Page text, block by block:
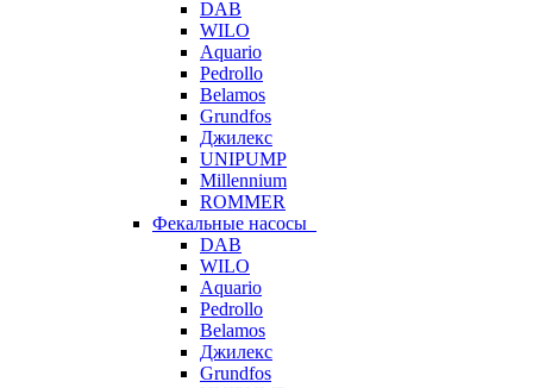
DAB
WILO
Aquario
Pedrollo
Belamos
Grundfos
Джилекс
UNIPUMP
Millennium
ROMMER
Фекальные насосы
DAB
WILO
Aquario
Pedrollo
Belamos
Джилекс
Grundfos